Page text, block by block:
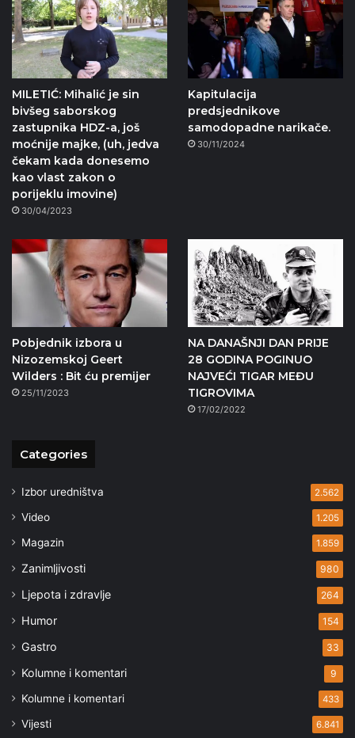
MILETIĆ: Mihalić je sin
bivšeg saborskog
zastupnika HDZ-a, još
moćnije majke, (uh, jedva
čekam kada donesemo
kao vlast zakon o
porijeklu imovine)
30/04/2023
Kapitulacija
predsjednikove
samodopadne narikače.
30/11/2024
Pobjednik izbora u
Nizozemskoj Geert
Wilders : Bit ću premijer
25/11/2023
NA DANAŠNJI DAN PRIJE
28 GODINA POGINUO
NAJVEĆI TIGAR MEĐU
TIGROVIMA
17/02/2022
Categories
Izbor uredništva 2.562
Video 1.205
Magazin 1.859
Zanimljivosti 980
Ljepota i zdravlje 264
Humor 154
Gastro 33
Kolumne i komentari 9
Kolumne i komentari 433
Vijesti 6.841